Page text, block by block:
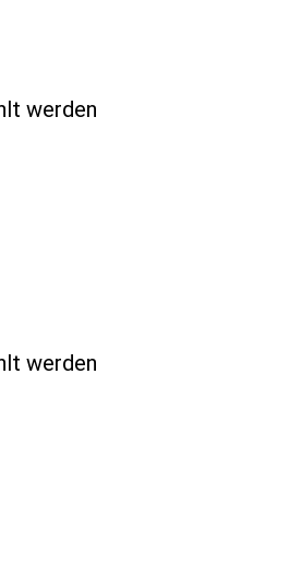
werden
werden